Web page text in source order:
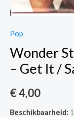
Pop
Wonder
– Get It /
€4,00
Beschikbaarheid: